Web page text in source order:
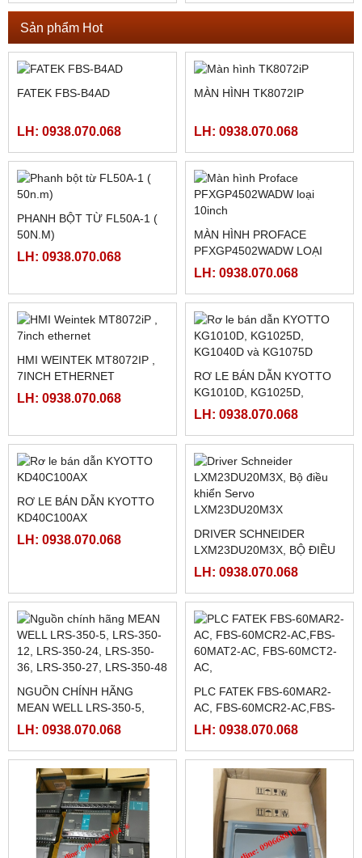
LH: 0938.070.068 LH: 0938.070.068
MÀN HÌNH MCGS
HMI MCGS TPC7062TI
NGUỒN MEAN WELL ỔN ÁP
RA 5VDC : SD-25B-5 , ( SD-
25B-12, SD-25B-24)
LH: 0938.070.068
HỘP ĐIỀU KHIỂN THẮNG
TỪ KTC800A (
24VDC/4AMPE)
LH: 0938.070.068
R58ECRGB
LH: 0938.070.068
5K, 10K, 20K, 40K
LH: 0938.070.068
Sản phẩm Hot
FATEK FBS-B4AD
LH: 0938.070.068
MÀN HÌNH TK8072IP
LH: 0938.070.068
LH: 0938.070.068
MÀN HÌNH PROFACE
PFXGP4502WADW LOẠI
LH: 0938.070.068
LH: 0938.070.068
RƠ LE BÁN DẪN KYOTTO
KG1010D, KG1025D,
KG1040D VÀ KG1075D
LH: 0938.070.068
RƠ LE BÁN DẪN KYOTTO